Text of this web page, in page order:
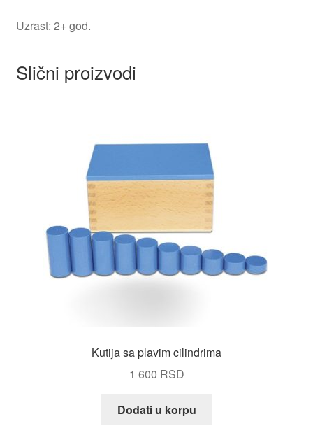
Uzrast: 2+ god.
Slični proizvodi
Kutija sa plavim cilindrima
1 600 RSD
Dodati u korpu